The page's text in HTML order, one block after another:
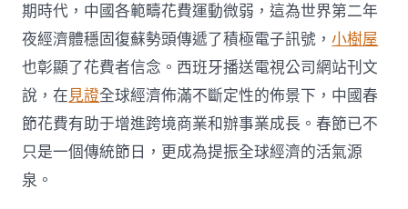
期時代，中國各範疇花費運動微弱，這為世界第二年
夜經濟體穩固復蘇勢頭傳遞了積極電子訊號，小樹屋
也彰顯了花費者信念。西班牙播送電視公司網站刊文
說，在見證全球經濟佈滿不斷定性的佈景下，中國春
節花費有助于增進跨境商業和辦事業成長。春節已不
只是一個傳統節日，更成為提振全球經濟的活氣源
泉。